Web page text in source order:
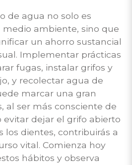
de agua no solo es
medio ambiente, sino que
un ahorro sustancial
Implementar prácticas
fugas, instalar grifos y
y recolectar agua de
marcar una gran
al ser más consciente de
evitar dejar el grifo abierto
los dientes, contribuirás a
vital. Comienza hoy
hábitos y observa